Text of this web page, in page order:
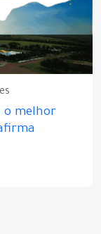
o melhor